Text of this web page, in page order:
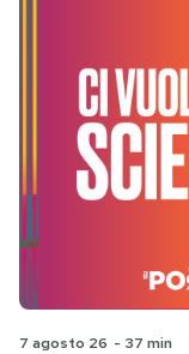
7 agosto 26 - 37 min